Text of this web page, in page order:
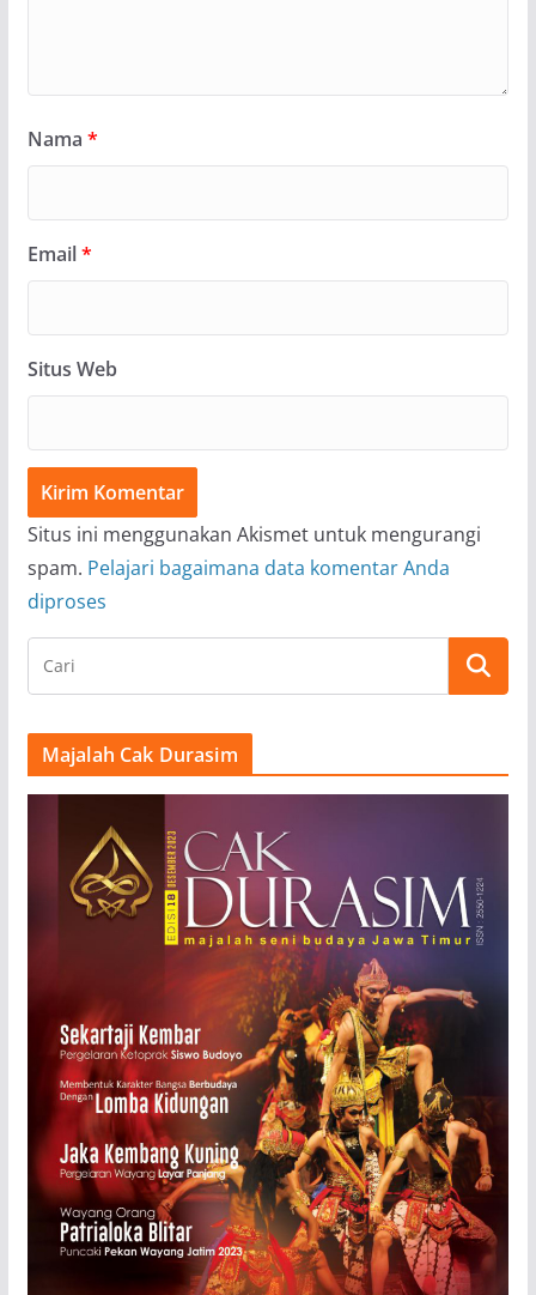
Nama *
Email*
Situs Web
Situs ini menggunakan Akismet untuk mengurangi
spam. Pelajari bagaimana data komentar Anda
diproses
Majalah Cak Durasim